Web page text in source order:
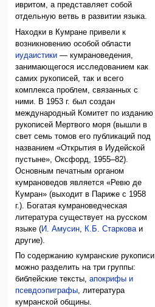
ивритом, а представляет собой
отдельную ветвь в развитии языка.
Находки в Кумране привели к
возникновению особой области
иудаистики — кумрановедения,
занимающегося исследованием как
самих рукописей, так и всего
комплекса проблем, связанных с
ними. В 1953 г. был создан
международный Комитет по изданию
рукописей Мертвого моря (вышли в
свет семь томов его публикаций под
названием «Открытия в Иудейской
пустыне», Оксфорд, 1955–82).
Основным печатным органом
кумрановедов является «Ревю де
Кумран» (выходит в Париже с 1958
г.). Богатая кумрановедческая
литература существует на русском
языке (И. Амусин К.Б. Старкова и
другие).
По содержанию кумранские рукописи
можно разделить на три группы:
библейские тексты,апокрифы и
псевдоэпиграфы, литература
кумранской общины.